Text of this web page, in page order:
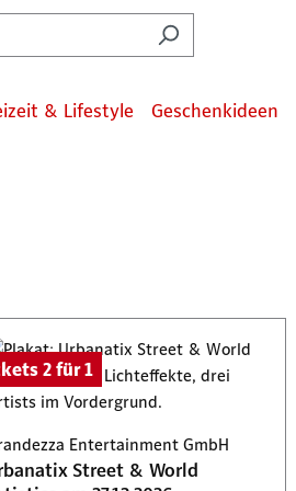
& Lifestyle Geschenkideen
2 für 1
Entertainment GmbH
Street & World